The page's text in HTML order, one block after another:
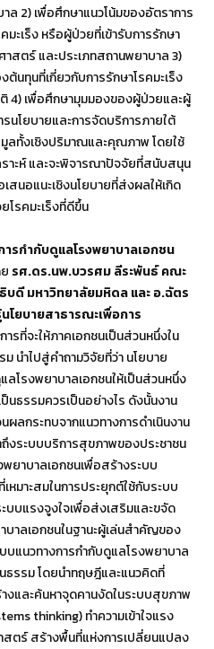
ล 2) เพื่อศึกษาแนวโน้มของอัตราการ
ะเร็ง หรือผู้ป่วยที่เข้ารับการรักษา
าสตร์ และประเภทสถานพยาบาล 3)
ต้นทุนที่เกี่ยวกับการรักษาโรคมะเร็ง
4) เพื่อศึกษามุมมองของผู้ป่วยและผู้
นโยบายและการจัดบริการภายใต้
ลทั้งเชิงปริมาณและคุณภาพ โดยใช้
ราะห์ และจะพิจารณาปัจจัยที่สนับสนุน
สนอแนะเชิงนโยบายที่ส่งผลให้เกิด
โรคมะเร็งที่ดีขึ้น
รกำกับดูแลโรงพยาบาลเอกชน
รศ.ดร.นพ.บวรศม ลีระพันธ์ คณะ
บดี มหาวิทยาลัยมหิดล และ อ.ฉัตร
โยบายสาธารณะเพื่อการ
รที่จะให้ภาคเอกชนเป็นส่วนหนึ่งใน
นำไปสู่คำถามวิจัยที่ว่า นโยบาย
โรงพยาบาลเอกชนให้เป็นส่วนหนึ่ง
นธรรมควรเป็นอย่างไร ดังนั้นงาน
ลกระทบจากแนวทางการดำเนินงาน
งระบบบริการสุขภาพของประชาชน
ยาบาลเอกชนเพื่อสร้างระบบ
หมาะสมในการประยุกต์ใช้กับระบบ
บบแรงจูงใจเพื่อส่งเสริมและขจัด
าลเอกชนในฐานะผู้เล่นสำคัญของ
แนวทางการกำกับดูแลโรงพยาบาล
ธรรม โดยนำทฤษฎีและแนวคิดที่
างและค้นหาจุดคานงัดในระบบสุขภาพ
thinking) ทำความเข้าใจแรง
ตร์ สร้างพื้นที่แห่งการเปลี่ยนแปลง